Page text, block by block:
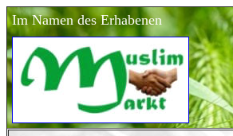
Im Namen des Erhabenen